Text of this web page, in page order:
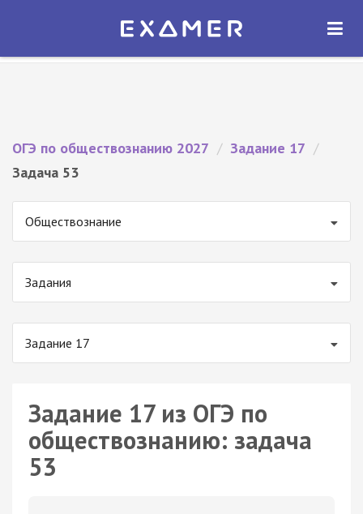
Экзамер — ЕГЭ 2027
ОТКРЫТЬ
ОГЭ по обществознанию 2027 / Задание 17 /
Задача 53
Обществознание
Задания
Задание 17
Задание 17 из ОГЭ по
обществознанию: задача
53